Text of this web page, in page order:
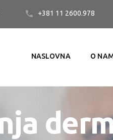
+381 11 2600.978
NASLOVNA O